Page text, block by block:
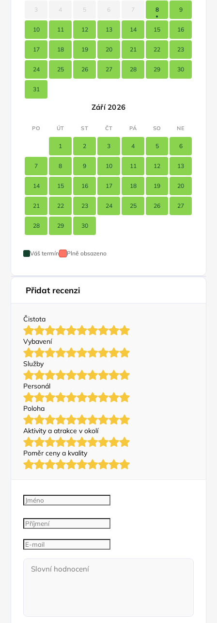
3 4 5 6 7 8 9
10 11 12 13 14 15 16
17 18 19 20 21 22 23
24 25 26 27 28 29 30
31
Září 2026
PO ÚT ST ČT PÁ SO NE
1 2 3 4 5 6
7 8 9 10 11 12 13
14 15 16 17 18 19 20
21 22 23 24 25 26 27
28 29 30
Váš termín Plně obsazeno
Přidat recenzi
Čistota
Vybavení
Služby
Personál
Poloha
Aktivity a atrakce v okolí
Poměr ceny a kvality